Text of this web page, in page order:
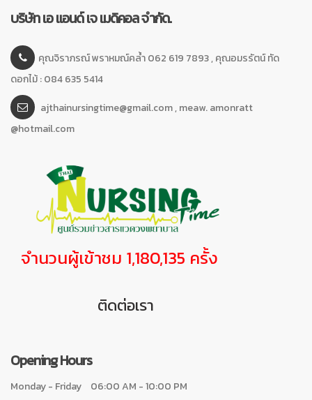
บริษัท เอ แอนด์ เจ เมดิคอล จำกัด.
คุณจิราภรณ์ พราหมณ์คล้ำ 062 619 7893 , คุณอมรรัตน์ ทัด
ดอกไม้ : 084 635 5414
ajthainursingtime@gmail.com , meaw. amonratt
@hotmail.com
จำนวนผู้เข้าชม 1,180,135 ครั้ง
ติดต่อเรา
Opening Hours
Monday - Friday
06:00 AM - 10:00 PM